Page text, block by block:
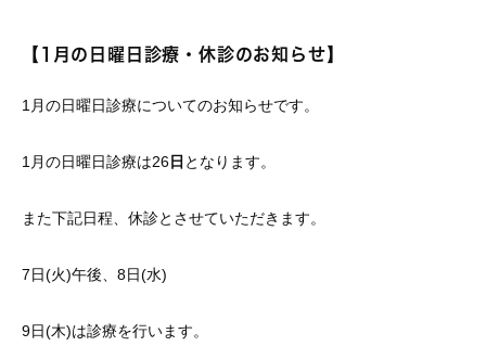
【1月の日曜日診療・休診のお知らせ】
1月の日曜日診療についてのお知らせです。
1月の日曜日診療は26日 となります。
また下記日程、休診とさせていただきます。
7日(火)午後、8日(水)
9日(木)は診療を行います。